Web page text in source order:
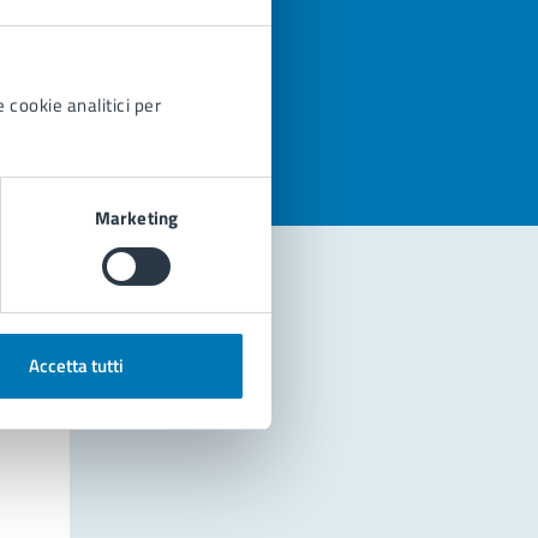
cookie analitici per
Marketing
Accetta tutti